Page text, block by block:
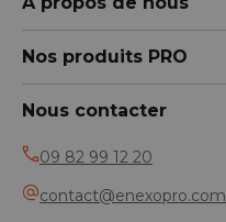
Nos produits PRO
Nous contacter
09 82 99 12 20
contact@enexopro.com